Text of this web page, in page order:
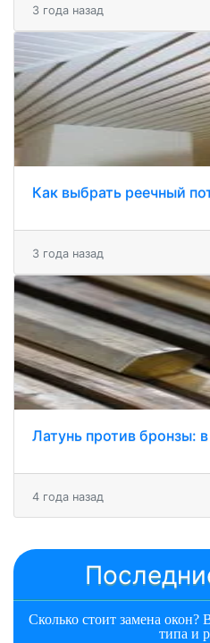
3 года назад
Как выбрать реечный
3 года назад
Латунь против бронзы:
4 года назад
Сколько стоит замена окон?
типа и